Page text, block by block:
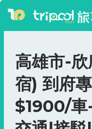
高雄市-
宿) 到府
$1900/